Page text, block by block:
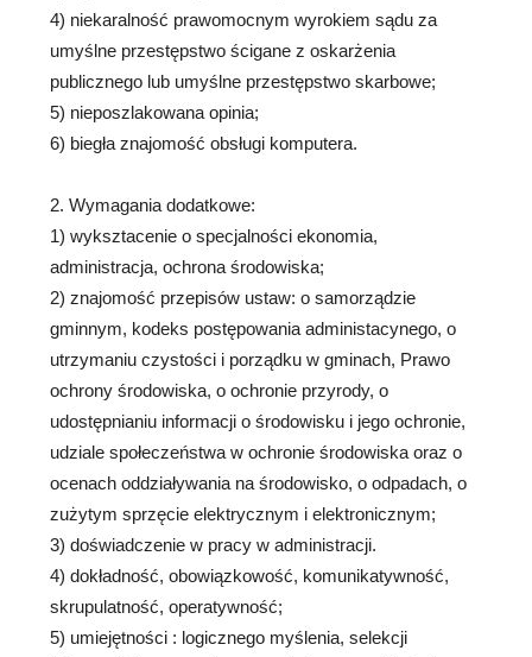
4) niekaralność prawomocnym wyrokiem sądu za
umyślne przestępstwo ścigane z oskarżenia
publicznego lub umyślne przestępstwo skarbowe;
5) nieposzlakowana opinia;
6) biegła znajomość obsługi komputera.
2. Wymagania dodatkowe:
1) wyksztacenie o specjalności ekonomia,
administracja, ochrona środowiska;
2) znajomość przepisów ustaw: o samorządzie
gminnym, kodeks postępowania administacynego, o
utrzymaniu czystości i porządku w gminach, Prawo
ochrony środowiska, o ochronie przyrody, o
udostępnianiu informacji o środowisku i jego ochronie,
udziale społeczeństwa w ochronie środowiska oraz o
ocenach oddziaływania na środowisko, o odpadach, o
zużytym sprzęcie elektrycznym i elektronicznym;
3) doświadczenie w pracy w administracji.
4) dokładność, obowiązkowość, komunikatywność,
skrupulatność, operatywność;
5) umiejętności : logicznego myślenia, selekcji